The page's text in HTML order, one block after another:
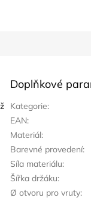
Doplňkové
Kategorie:
EAN:
Materiál:
Barevné provedení:
Síla materiálu:
Šířka držáku:
Ø otvoru pro vruty: